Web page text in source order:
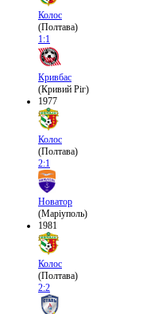
Колос
(Полтава)
1:1
Кривбас
(Кривий Ріг)
1977
Колос
(Полтава)
2:1
Новатор
(Маріуполь)
1981
Колос
(Полтава)
2:2